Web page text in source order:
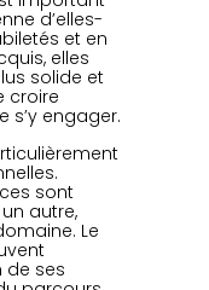
d’elles-
et en
elles
solide et
croire
s’y engager.
sont
autre,
Le
de ses